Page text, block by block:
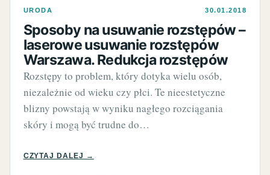
URODA 30.01.2018
Sposoby na usuwanie rozstępów –
laserowe usuwanie rozstępów
Warszawa. Redukcja rozstępów
Rozstępy to problem, który dotyka wielu osób,
niezależnie od wieku czy płci. Te nieestetyczne
blizny powstają w wyniku nagłego rozciągania
skóry i mogą być trudne do…
CZYTAJ DALEJ →